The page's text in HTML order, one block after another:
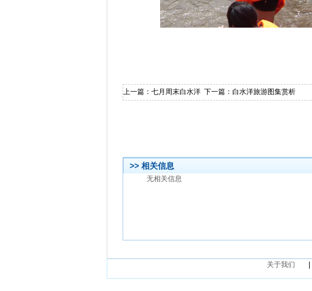
上一篇： 七月周末白水洋 下一篇： 白水洋旅游图集赏析
>> 相关信息
无相关信息
关于我们